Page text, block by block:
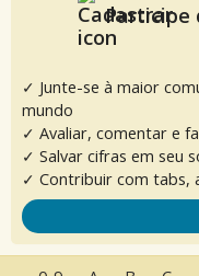
Participe
✓ Junte-se à maior
mundo
✓ Avaliar, comentar e
✓ Salvar cifras em seu
✓ Contribuir com tabs,